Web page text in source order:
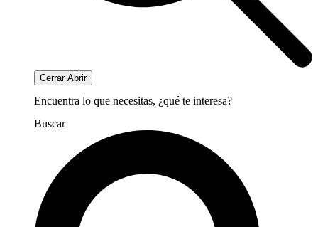
Cerrar Abrir
Encuentra lo que necesitas, ¿qué te interesa?
Buscar